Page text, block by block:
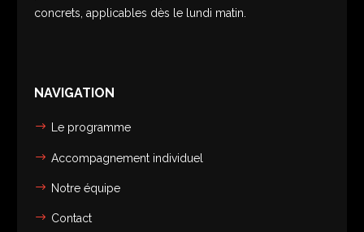
concrets, applicables dès le lundi matin.
NAVIGATION
Le programme
Accompagnement individuel
Notre équipe
Contact